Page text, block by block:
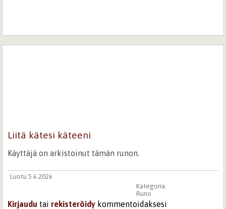
Liitä kätesi käteeni
Käyttäjä on arkistoinut tämän runon.
Luotu 5.6.2026
Kategoria:
Runo
Kirjaudu tai rekisteröidy kommentoidaksesi